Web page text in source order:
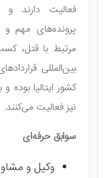
فعالیت دارند
پرونده‌های مهم و
مرتبط با قتل،
بین‌المللی
کشور ایتالیا بوده
نیز فعالیت می‌کنند.
سوابق حرفه‌ای
وکیل و